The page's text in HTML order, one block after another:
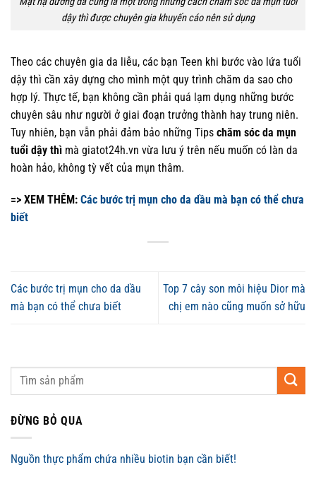
dậy thì được chuyên gia khuyến cáo nên sử dụng
Theo các chuyên gia da liễu, các bạn Teen khi bước vào lứa tuổi
dậy thì cần xây dựng cho mình một quy trình chăm da sao cho
hợp lý. Thực tế, bạn không cần phải quá lạm dụng những bước
chuyên sâu như người ở giai đoạn trưởng thành hay trung niên.
Tuy nhiên, bạn vẫn phải đảm bảo những Tips chăm sóc da mụn
tuổi dậy thì mà giatot24h.vn vừa lưu ý trên nếu muốn có làn da
hoàn hảo, không tỳ vết của mụn thâm.
=> XEM THÊM: Các bước trị mụn cho da dầu mà bạn có thể chưa
biết
Các bước trị mụn cho da dầu
mà bạn có thể chưa biết
Top 7 cây son môi hiệu Dior mà
chị em nào cũng muốn sở hữu
ĐỪNG BỎ QUA
Nguồn thực phẩm chứa nhiều biotin bạn cần biết!